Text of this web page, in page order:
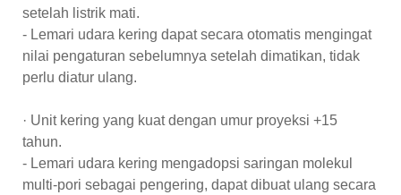
setelah listrik mati.
- Lemari udara kering dapat secara otomatis mengingat
nilai pengaturan sebelumnya setelah dimatikan, tidak
perlu diatur ulang.
· Unit kering yang kuat dengan umur proyeksi +15
tahun.
- Lemari udara kering mengadopsi saringan molekul
multi-pori sebagai pengering, dapat dibuat ulang secara